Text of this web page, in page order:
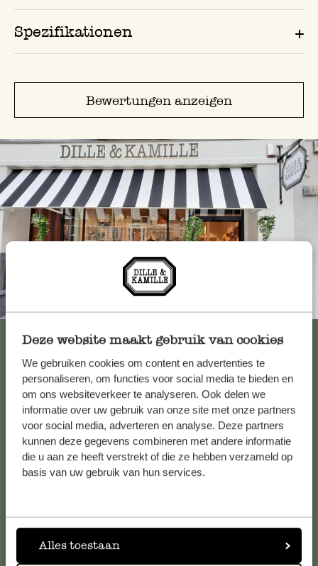
Deze website maakt gebruik van cookies
We gebruiken cookies om content en advertenties te
personaliseren, om functies voor social media te bieden en
om ons websiteverkeer te analyseren. Ook delen we
informatie over uw gebruik van onze site met onze partners
voor social media, adverteren en analyse. Deze partners
kunnen deze gegevens combineren met andere informatie
die u aan ze heeft verstrekt of die ze hebben verzameld op
basis van uw gebruik van hun services.
Alles toestaan
Spezifikationen
Bewertungen anzeigen
Alle 62 Geschäfte anzeigen
Kundenservice/Hilfe
Falls Sie Fragen haben oder Tipps und Hilfe brauchen, wenden
Sie sich bitte an unseren Kundenservice. Oder lesen Sie hier
die Antworten aufhäufig gestellte Fragen
Online-Kundenservice